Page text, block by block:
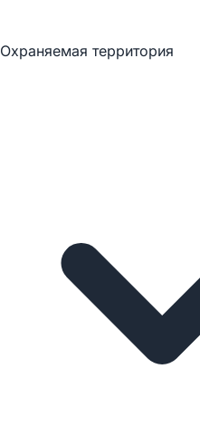
Охраняемая территория